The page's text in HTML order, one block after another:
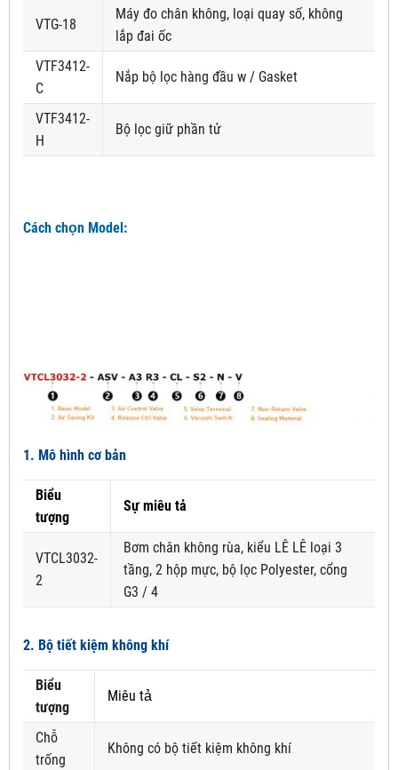
VTG-18
Máy đo chân không, loại quay số, không
lắp đai ốc
VTF3412-
C
Nắp bộ lọc hàng đầu w / Gasket
VTF3412-
H
Bộ lọc giữ phần tử
Cách chọn Model:
1. Mô hình cơ bản
Biểu
tượng
Sự miêu tả
VTCL3032-
2
Bơm chân không rùa, kiểu LÊ LÊ loại 3
tầng, 2 hộp mực, bộ lọc Polyester, cổng
G3 / 4
2. Bộ tiết kiệm không khí
Biểu
tượng
Miêu tả
Chỗ
trống
Không có bộ tiết kiệm không khí